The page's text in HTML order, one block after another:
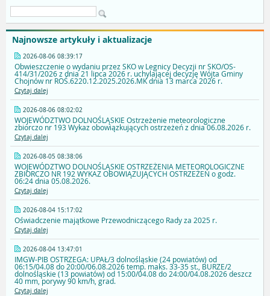
Najnowsze artykuły i aktualizacje
2026-08-06 08:39:17
Obwieszczenie o wydaniu przez SKO w Legnicy Decyzji nr SKO/OS-
414/31/2026 z dnia 21 lipca 2026 r. uchylającej decyzję Wójta Gminy
Chojnów nr ROŚ.6220.12.2025.2026.MK dnia 13 marca 2026 r.
Czytaj dalej
2026-08-06 08:02:02
WOJEWÓDZTWO DOLNOŚLĄSKIE Ostrzeżenie meteorologiczne
zbiorczo nr 193 Wykaz obowiązkujących ostrzeżeń z dnia 06.08.2026 r.
Czytaj dalej
2026-08-05 08:38:06
WOJEWÓDZTWO DOLNOŚLĄSKIE OSTRZEŻENIA METEOROLOGICZNE
ZBIORCZO NR 192 WYKAZ OBOWIĄZUJĄCYCH OSTRZEŻEŃ o godz.
06:24 dnia 05.08.2026.
Czytaj dalej
2026-08-04 15:17:02
Oświadczenie majątkowe Przewodniczącego Rady za 2025 r.
Czytaj dalej
2026-08-04 13:47:01
IMGW-PIB OSTRZEGA: UPAŁ/3 dolnośląskie (24 powiatów) od
06:15/04.08 do 20:00/06.08.2026 temp. maks. 33-35 st., BURZE/2
dolnośląskie (13 powiatów) od 15:00/04.08 do 24:00/04.08.2026 deszcz
40 mm, porywy 90 km/h, grad.
Czytaj dalej